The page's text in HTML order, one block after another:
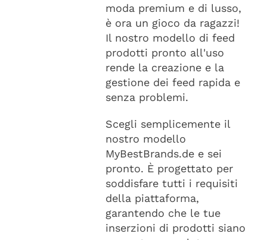
moda premium e di lusso,
è ora un gioco da ragazzi!
Il nostro modello di feed
prodotti pronto all'uso
rende la creazione e la
gestione dei feed rapida e
senza problemi.
Scegli semplicemente il
nostro modello
MyBestBrands.de e sei
pronto. È progettato per
soddisfare tutti i requisiti
della piattaforma,
garantendo che le tue
inserzioni di prodotti siano